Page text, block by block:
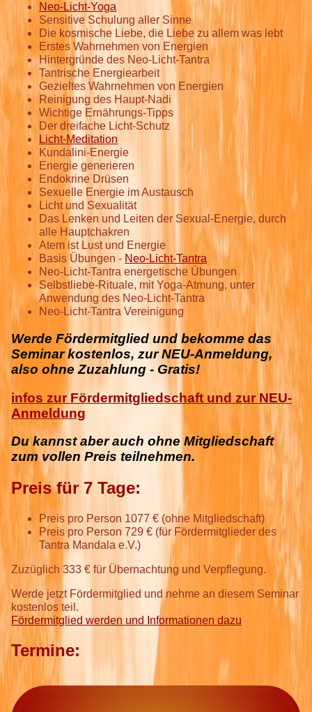
Neo-Licht-Yoga
Sensitive Schulung aller Sinne
Die kosmische Liebe, die Liebe zu allem was lebt
Erstes Wahrnehmen von Energien
Hintergründe des Neo-Licht-Tantra
Tantrische Energiearbeit
Gezieltes Wahrnehmen von Energien
Reinigung des Haupt-Nadi
Wichtige Ernährungs-Tipps
Der dreifache Licht-Schutz
Licht-Meditation
Kundalini-Energie
Energie generieren
Endokrine Drüsen
Sexuelle Energie im Austausch
Licht und Sexualität
Das Lenken und Leiten der Sexual-Energie, durch
alle Hauptchakren
Atem ist Lust und Energie
Basis Übungen - Neo-Licht-Tantra
Neo-Licht-Tantra energetische Übungen
Selbstliebe-Rituale, mit Yoga-Atmung, unter
Anwendung des Neo-Licht-Tantra
Neo-Licht-Tantra Vereinigung
Werde Fördermitglied und bekomme das
Seminar kostenlos, zur NEU-Anmeldung,
also ohne Zuzahlung - Gratis!
infos zur Fördermitgliedschaft und zur NEU-
Anmeldung
Du kannst aber auch ohne Mitgliedschaft
zum vollen Preis teilnehmen.
Preis für 7 Tage:
Preis pro Person 1077 € (ohne Mitgliedschaft)
Preis pro Person 729 € (für Fördermitglieder des
Tantra Mandala e.V.)
Zuzüglich 333 € für Übernachtung und Verpflegung.
Werde jetzt Fördermitglied und nehme an diesem Seminar
kostenlos teil.
Fördermitglied werden und Informationen dazu
Termine: